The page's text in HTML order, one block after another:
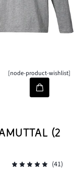
[node-product-wishlist]
(2
(41)